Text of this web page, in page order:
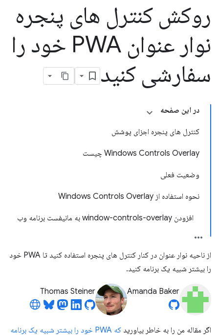
روکش کنترل های پنجره
نوار عنوان PWA خود را
سفارشی کنید
در این صفحه
کنترل های پنجره اجزای پوشش
Windows Controls Overlay چیست
وضعیت فعلی
نحوه استفاده از Windows Controls Overlay
افزودن window-controls-overlay به مانیفست برنامه وب
از ناحیه نوار عنوان در کنار کنترل های پنجره استفاده کنید تا PWA خود
را بیشتر شبیه یک برنامه کنید.
Amanda Baker
Thomas Steiner
اگر مقاله من را به خاطر بیاورید
که PWA خود را بیشتر شبیه یک برنامه